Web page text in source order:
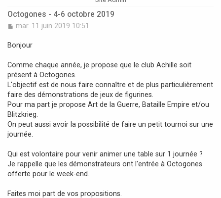
Octogones - 4-6 octobre 2019
M
s
g
e
mar. 11 juin 2019 10:51
Bonjour
Comme chaque année, je propose que le club Achille soit
présent à Octogones.
L'objectif est de nous faire connaître et de plus particulièrement
faire des démonstrations de jeux de figurines.
Pour ma part je propose Art de la Guerre, Bataille Empire et/ou
Blitzkrieg.
On peut aussi avoir la possibilité de faire un petit tournoi sur une
journée.
Qui est volontaire pour venir animer une table sur 1 journée ?
Je rappelle que les démonstrateurs ont l'entrée à Octogones
offerte pour le week-end.
Faites moi part de vos propositions.